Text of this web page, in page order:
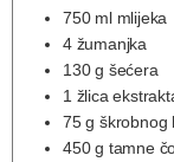
750 ml mlijeka
4 žumanjka
130 g šećera
1 žlica
75 g škrobnog
450 g tamne